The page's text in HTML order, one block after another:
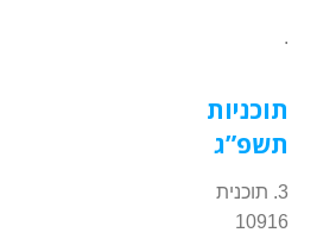
.
תוכניות
תשפ”ג
3. תוכנית
10916